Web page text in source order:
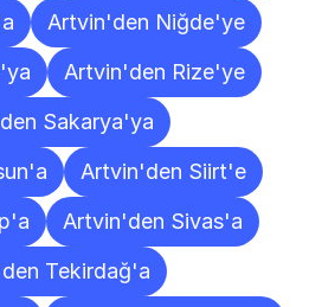
Artvin'den Niğde'ye
Artvin'den Rize'ye
Sakarya'ya
Artvin'den Siirt'e
Artvin'den Sivas'a
Tekirdağ'a